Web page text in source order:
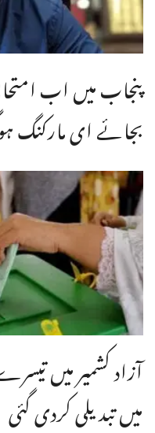
پنجاب میں اب
بجائے ای مارکنگ
آزاد کشمیر میں
میں تبدیلی کردی گئی